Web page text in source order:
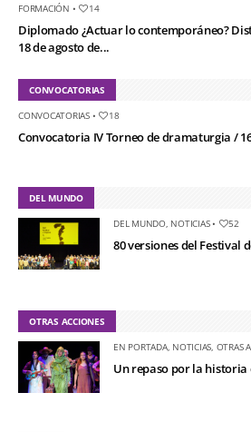
FORMACIÓN • 14
Diplomado ¿Actuar lo contemporáneo?
18 de agosto de...
CONVOCATORIAS
CONVOCATORIAS• 18
Convocatoria IV Torneo de dramaturgia /
DEL MUNDO
DEL MUNDO, NOTICIAS• 52
80 versiones del Festival
OTRAS ACCIONES
EN PORTADA, NOTICIAS OTRAS
Un repaso por la historia